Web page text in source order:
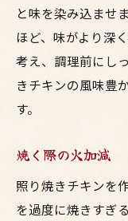
と味を染み込ませ
ほど、味がより深
考え、調理前にし
きチキンの風味豊
す。
焼く際の火加減
照り焼きチキンを
を過度に焼きすぎ